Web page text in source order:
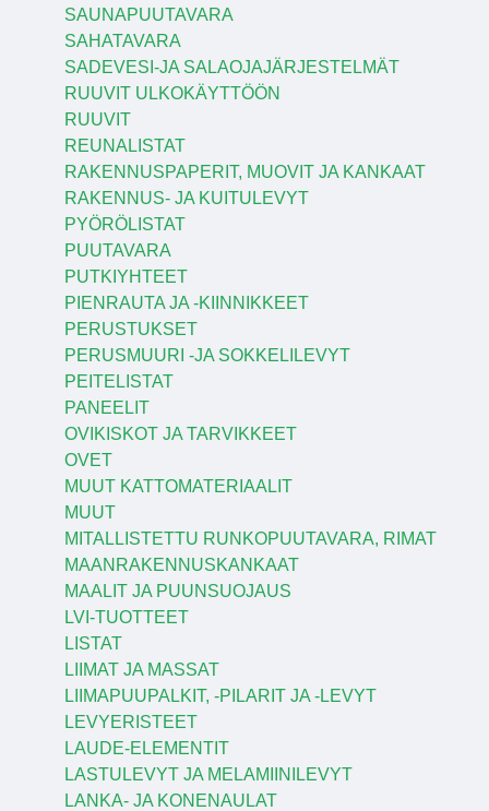
SAUNAPUUTAVARA
SAHATAVARA
SADEVESI-JA SALAOJAJÄRJESTELMÄT
RUUVIT ULKOKÄYTTÖÖN
RUUVIT
REUNALISTAT
RAKENNUSPAPERIT, MUOVIT JA KANKAAT
RAKENNUS- JA KUITULEVYT
PYÖRÖLISTAT
PUUTAVARA
PUTKIYHTEET
PIENRAUTA JA -KIINNIKKEET
PERUSTUKSET
PERUSMUURI -JA SOKKELILEVYT
PEITELISTAT
PANEELIT
OVIKISKOT JA TARVIKKEET
OVET
MUUT KATTOMATERIAALIT
MUUT
MITALLISTETTU RUNKOPUUTAVARA, RIMAT
MAANRAKENNUSKANKAAT
MAALIT JA PUUNSUOJAUS
LVI-TUOTTEET
LISTAT
LIIMAT JA MASSAT
LIIMAPUUPALKIT, -PILARIT JA -LEVYT
LEVYERISTEET
LAUDE-ELEMENTIT
LASTULEVYT JA MELAMIINILEVYT
LANKA- JA KONENAULAT